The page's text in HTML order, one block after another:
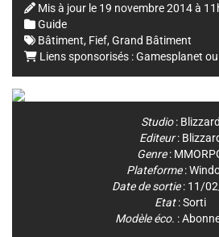
Mis à jour le 19 novembre 2014 à
Guide
Bâtiment, Fief, Grand Bâtiment
Liens sponsorisés :Gamesplanet ou
Studio: Blizzard
Editeur:
Genre:
Plateforme:
Date de sortie: 11/
Etat: Sorti
Modèle éco. :